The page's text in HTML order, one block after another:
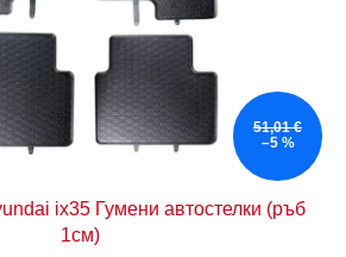
51,01 €
–5 %
ix35 Гумени автостелки (ръб
1см)